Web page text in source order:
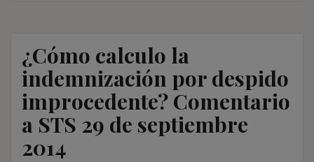
¿Cómo calculo la
indemnización por despido
improcedente? Comentario
a STS 29 de septiembre
2014